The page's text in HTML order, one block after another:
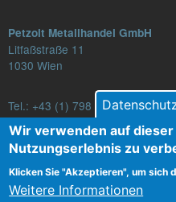
Petzolt Metallhandel GmbH
Litfaßstraße 11
1030 Wien
Tel.: +43 (1) 798 82 88-16
E-Mail: verkauf@petzolt.at
Wir verwenden auf
Nutzungserlebnis zu
Klicken Sie "Akzeptieren", um sich
Weitere Informationen